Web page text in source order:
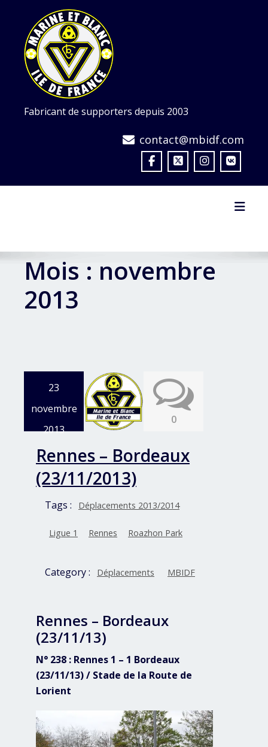
content
Fabricant de supporters depuis 2003
contact@mbidf.com
Mois : novembre
2013
23
novembre
2013
0
Rennes – Bordeaux
(23/11/2013)
Tags : Déplacements 2013/2014
Ligue 1 Rennes Roazhon Park
Category : Déplacements MBIDF
Rennes – Bordeaux
(23/11/13)
N° 238 : Rennes 1 – 1 Bordeaux
(23/11/13) / Stade de la Route de
Lorient